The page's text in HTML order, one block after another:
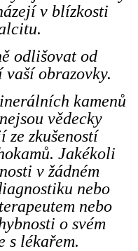
v blízkosti
odlišovat od
vaší obrazovky.
kamenů
vědecky
ze zkušeností
Jakékoli
v žádném
nebo
nebo
o svém
s lékařem.